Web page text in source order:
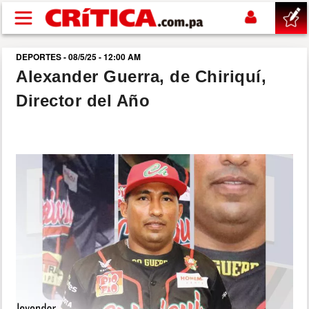
Pasar al contenido principal
buscar
SUCESOS
POLÍTICA
DEPORTES
MUNDO
DEPORTES - 08/5/25 - 12:00 AM
Alexander Guerra, de Chiriquí,
Director del Año